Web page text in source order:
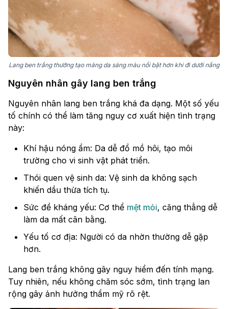
Lang ben trắng thường tạo mảng da sáng màu nổi bật hơn khi đi dưới nắng
Nguyên nhân gây lang ben trắng
Nguyên nhân lang ben trắng khá đa dạng. Một số yếu
tố chính có thể làm tăng nguy cơ xuất hiện tình trạng
này:
Khí hậu nóng ẩm: Da dễ đổ mồ hôi, tạo môi
trường cho vi sinh vật phát triển.
Thói quen vệ sinh da: Vệ sinh da không sạch
khiến dầu thừa tích tụ.
Sức đề kháng yếu: Cơ thể mệt mỏi, căng thẳng dễ
làm da mất cân bằng.
Yếu tố cơ địa: Người có da nhờn thường dễ gặp
hơn.
Lang ben trắng không gây nguy hiểm đến tính mạng.
Tuy nhiên, nếu không chăm sóc sớm, tình trạng lan
rộng gây ảnh hưởng thẩm mỹ rõ rệt.